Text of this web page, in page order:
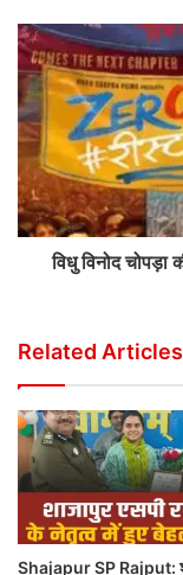
विधु विनोद चोपड़ा
Related Articles
Shajapur SP Rajput: